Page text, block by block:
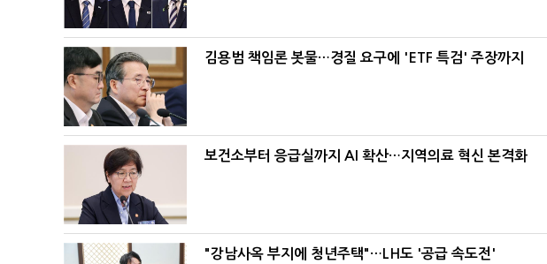
김용범 책임론 봇물…경질 요구에 'ETF 특검' 주장까지
보건소부터 응급실까지 AI 확산…지역의료 혁신 본격화
"강남사옥 부지에 청년주택"…LH도 '공급 속도전'